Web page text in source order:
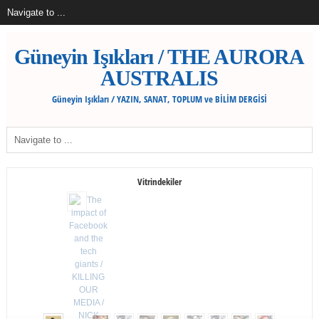
Güneyin Işıkları / THE AURORA
AUSTRALIS
Güneyin Işıkları / YAZIN, SANAT, TOPLUM ve BİLİM DERGİSİ
Vitrindekiler